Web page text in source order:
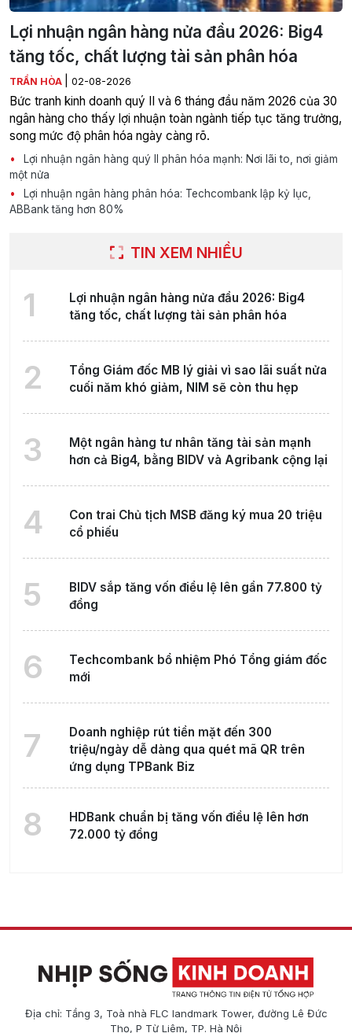
Lợi nhuận ngân hàng nửa đầu 2026: Big4
tăng tốc, chất lượng tài sản phân hóa
TRẦN HÒA 02-08-2026
Bức tranh kinh doanh quý II và 6 tháng đầu năm 2026 của 30
ngân hàng cho thấy lợi nhuận toàn ngành tiếp tục tăng trưởng,
song mức độ phân hóa ngày càng rõ.
Lợi nhuận ngân hàng quý II phân hóa mạnh: Nơi lãi to, nơi giảm
một nửa
Lợi nhuận ngân hàng phân hóa: Techcombank lập kỷ lục,
ABBank tăng hơn 80%
TIN XEM NHIỀU
1
Lợi nhuận ngân hàng nửa đầu 2026: Big4
tăng tốc, chất lượng tài sản phân hóa
2
Tổng Giám đốc MB lý giải vì sao lãi suất nửa
cuối năm khó giảm, NIM sẽ còn thu hẹp
3
Một ngân hàng tư nhân tăng tài sản mạnh
hơn cả Big4, bằng BIDV và Agribank cộng lại
4
Con trai Chủ tịch MSB đăng ký mua 20 triệu
cổ phiếu
5
BIDV sắp tăng vốn điều lệ lên gần 77.800 tỷ
đồng
6
Techcombank bổ nhiệm Phó Tổng giám đốc
mới
7
Doanh nghiệp rút tiền mặt đến 300
triệu/ngày dễ dàng qua quét mã QR trên
ứng dụng TPBank Biz
8
HDBank chuẩn bị tăng vốn điều lệ lên hơn
72.000 tỷ đồng
Địa chỉ: Tầng 3, Toà nhà FLC landmark Tower, đường Lê Đức
Thọ, P Từ Liêm, TP. Hà Nội